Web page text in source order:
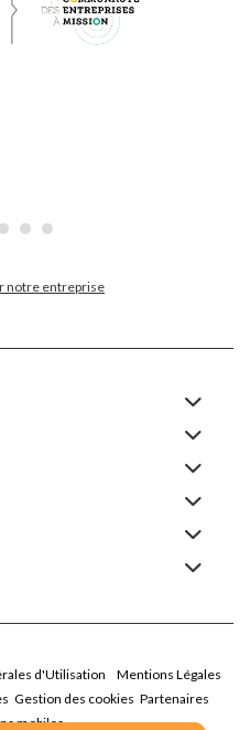
notre entreprise
d'Utilisation
Mentions Légales
Gestion des cookies Partenaires
mobiles